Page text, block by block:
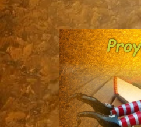
Ir
al
contenido